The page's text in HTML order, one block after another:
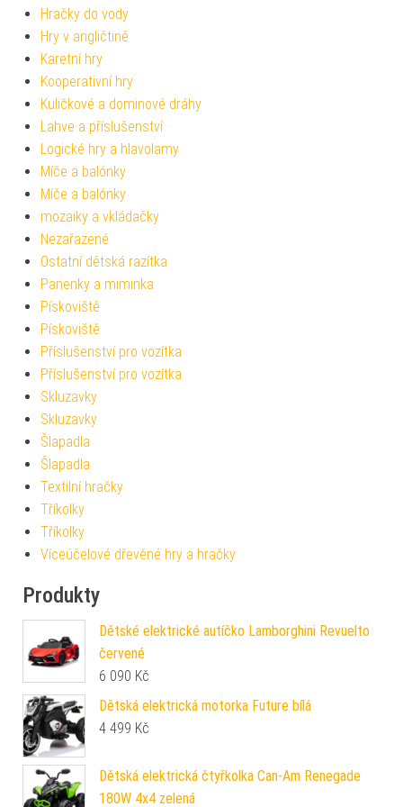
Hračky do vody
Hry v angličtině
Karetní hry
Kooperativní hry
Kuličkové a dominové dráhy
Lahve a příslušenství
Logické hry a hlavolamy
Míče a balónky
Míče a balónky
mozaiky a vkládačky
Nezařazené
Ostatní dětská razítka
Panenky a miminka
Pískoviště
Pískoviště
Příslušenství pro vozítka
Příslušenství pro vozítka
Skluzavky
Skluzavky
Šlapadla
Šlapadla
Textilní hračky
Tříkolky
Tříkolky
Víceúčelové dřevěné hry a hračky
Produkty
Dětské elektrické autíčko Lamborghini Revuelto
červené
6 090 Kč
Dětská elektrická motorka Future bílá
4 499 Kč
Dětská elektrická čtyřkolka Can-Am Renegade
180W 4x4 zelená